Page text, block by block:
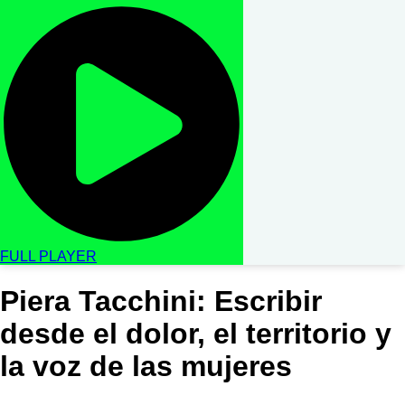
FULL PLAYER
Piera Tacchini: Escribir
desde el dolor, el territorio y
la voz de las mujeres